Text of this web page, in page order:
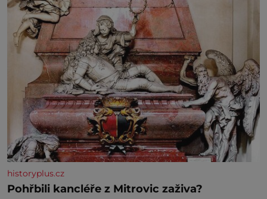
vznikne jeden z nejdokonalejších organismů
historyplus.cz
Pohřbili kancléře z Mitrovic zaživa?